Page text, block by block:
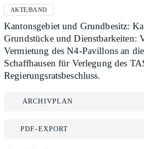
AKTE/BAND
Kantonsgebiet und Grundbesitz:
Grundstücke und Dienstbarkeiten:
Vermietung des N4-Pavillons an
Schaffhausen für Verlegung des
Regierungsratsbeschluss.
ARCHIVPLAN
PDF-EXPORT